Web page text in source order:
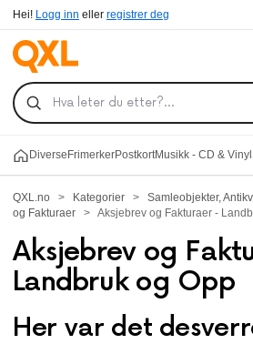
Hei! Logg inn eller registrer deg
Diverse FrimerkerPostkortMusikk - CD & Vinyl
QXL.no > Kategorier > Samleobjekter,
og Fakturaer
> Aksjebrev og Fakturaer -
Aksjebrev og
Landbruk og Opp
Her var det